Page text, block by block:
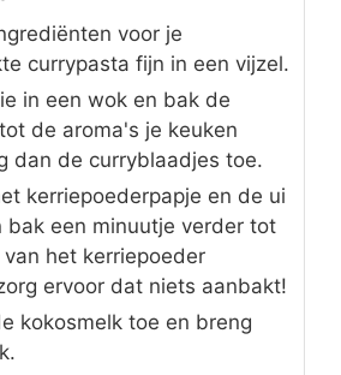
voor je
currypasta fijn in een vijzel.
in een wok en bak de
de aroma's je keuken
dan de curryblaadjes toe.
kerriepoederpapje en de ui
bak een minuutje verder tot
het kerriepoeder
ervoor dat niets aanbakt!
kokosmelk toe en breng